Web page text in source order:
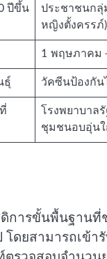
ปีขึ้น
ประชาชนกลุ่
หญิงตั้งครรภ์)
1 พฤษภาคม
ธุ์ วัคซีนป้องกั
โรงพยาบาล
ชุมชนอบอุ่น
การขั้นพื้นฐานที่
โดยสามารถเข้